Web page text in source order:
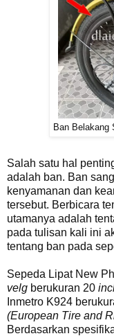
Ban Belakang
Salah satu hal
adalah ban. Ban
kenyamanan dan
tersebut. Berbicara
utamanya adalah
pada tulisan kali ini
tentang ban pada
Sepeda Lipat New
velg berukuran 20
Inmetro K924
(European Tire and
Berdasarkan